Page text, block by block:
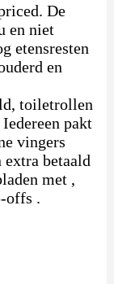
De
en niet
etensresten
en
toiletrollen
pakt
vingers
extra betaald
met ,
offs .